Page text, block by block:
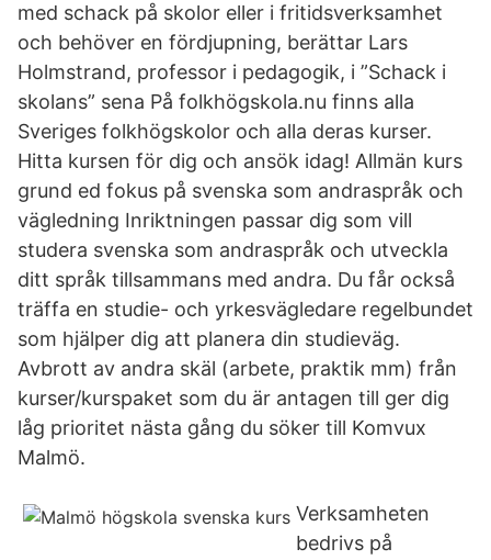
med schack på skolor eller i fritidsverksamhet
och behöver en fördjupning, berättar Lars
Holmstrand, professor i pedagogik, i ”Schack i
skolans” sena På folkhögskola.nu finns alla
Sveriges folkhögskolor och alla deras kurser.
Hitta kursen för dig och ansök idag! Allmän kurs
grund ed fokus på svenska som andraspråk och
vägledning Inriktningen passar dig som vill
studera svenska som andraspråk och utveckla
ditt språk tillsammans med andra. Du får också
träffa en studie- och yrkesvägledare regelbundet
som hjälper dig att planera din studieväg.
Avbrott av andra skäl (arbete, praktik mm) från
kurser/kurspaket som du är antagen till ger dig
låg prioritet nästa gång du söker till Komvux
Malmö.
Verksamheten
bedrivs på